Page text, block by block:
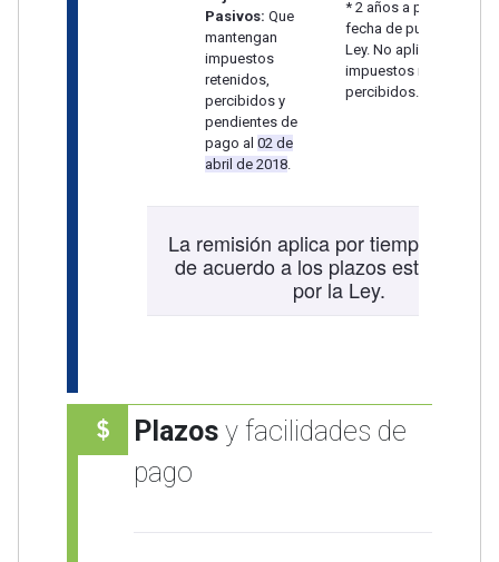
Pasivos: Que
mantengan
impuestos
retenidos,
percibidos y
pendientes de
pago al 02 de
abril de 2018.
* 2 años a partir de la
fecha de publicación
Ley. No aplica en
impuestos retenidos o
percibidos.
La remisión aplica por tiempo
de acuerdo a los plazos
por la Ley.
Plazosy facilidades de
pago